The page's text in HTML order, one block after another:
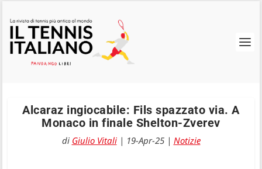
Alcaraz ingiocabile: Fils spazzato via. A
Monaco in finale Shelton-Zverev
di Giulio Vitali| 19-Apr-25| Notizie